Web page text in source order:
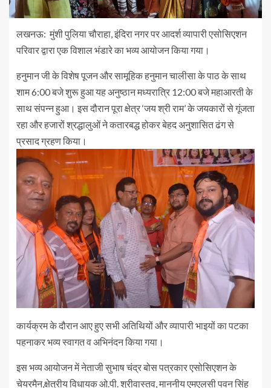
लखनऊ: मुंशी पुलिया चौराहा, इंदिरा नगर पर आदर्श व्यापारी एसोसिएशन
परिवार द्वारा एक विशाल भंडारे का भव्य आयोजन किया गया।
हनुमान जी के विशेष पूजन और सामूहिक हनुमान चालीसा के पाठ के साथ
शाम 6:00 बजे शुरू हुआ यह अनुष्ठान मध्यरात्रि 12:00 बजे महाआरती के
साथ संपन्न हुआ। इस दौरान पूरा क्षेत्र ‘जय श्री राम’ के जयकारों से गूंजता
रहा और हजारों श्रद्धालुओं ने कतारबद्ध होकर बेहद अनुशासित ढंग से
प्रसाद ग्रहण किया।
कार्यक्रम के दौरान आए हुए सभी अतिथियों और व्यापारी भाइयों का पटका
पहनाकर भव्य स्वागत व अभिनंदन किया गया।
इस भव्य आयोजन में नेताजी सुभाष चंद्र बोस पत्रकार एसोसिएशन के
चेयरमैन,क्षेत्रीय विधायक ओ.पी. श्रीवास्तव, माननीय एमएलसी पवन सिंह